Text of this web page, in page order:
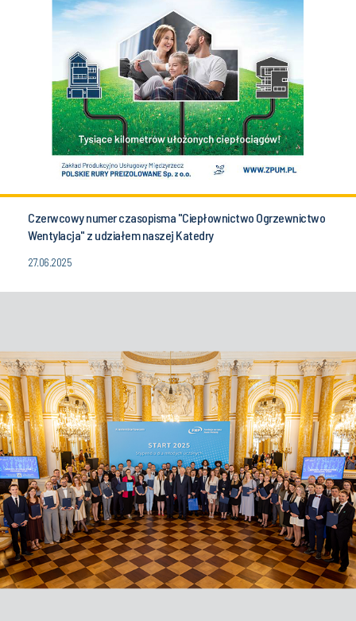
Czerwcowy numer czasopisma "Ciepłownictwo Ogrzewnictwo
Wentylacja" z udziałem naszej Katedry
27.06.2025